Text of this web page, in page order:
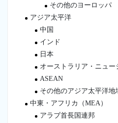
その他のヨーロッパ
アジア太平洋
中国
インド
日本
オーストラリア・ニュー
ASEAN
その他のアジア太平洋地
中東・アフリカ（MEA）
アラブ首長国連邦